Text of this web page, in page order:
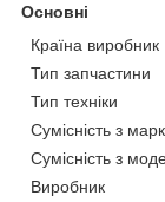
Основні
Країна виробник
Тип запчастини
Тип техніки
Сумісність з
Сумісність з
Виробник